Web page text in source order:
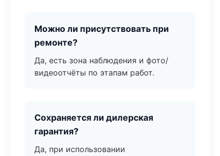
Можно ли присутствовать при
ремонте?
Да, есть зона наблюдения и фото/
видеоотчёты по этапам работ.
Сохраняется ли дилерская
гарантия?
Да, при использовании